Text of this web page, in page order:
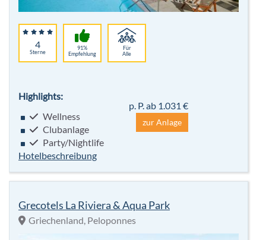
4
Sterne
91%
Empfehlung
Für
Alle
Highlights:
Wellness
Clubanlage
Party/Nightlife
Hotelbeschreibung
p. P. ab 1.031 €
zur Anlage
Grecotels La Riviera & Aqua Park
Griechenland, Peloponnes